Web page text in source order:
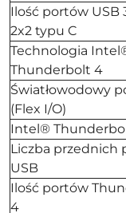
Ilość portów USB
2x2 typu C
Technologia
Thunderbolt 4
Światłowodowy
(Flex I/O)
Intel®
Liczba przednich
USB
Ilość portów
4